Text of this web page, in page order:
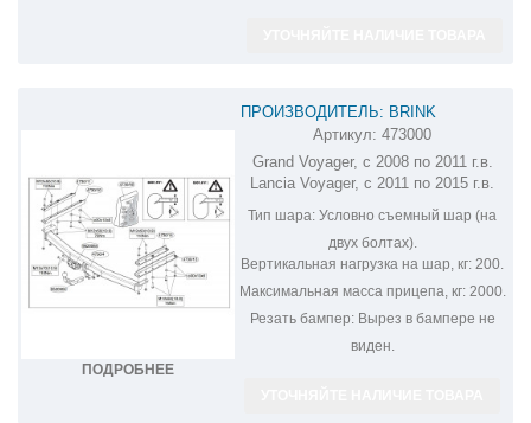
ПОДРОБНЕЕ
ПРОИЗВОДИТЕЛЬ: BRINK
ФАРКОП НА CHRYSLER GRAND
VOYAGER 473000
Артикул: 473000
Grand Voyager, с 2008 по 2011 г.в.
Lancia Voyager, с 2011 по 2015 г.в.
Тип шара: Условно съемный шар (на
двух болтах).
Вертикальная нагрузка на шар, кг: 200.
Максимальная масса прицепа, кг:2000.
Резать бампер:Вырез в бампере не
виден.